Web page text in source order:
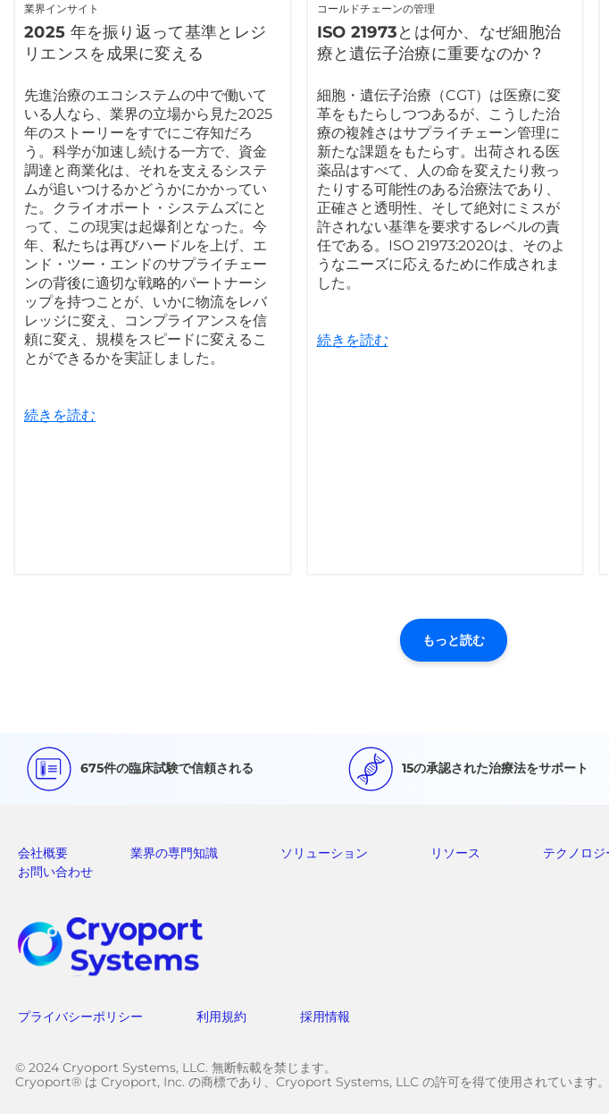
業界インサイト
2025 年を振り返って基準とレジ
リエンスを成果に変える
先進治療のエコシステムの中で働いて
いる人なら、業界の立場から見た2025
年のストーリーをすでにご存知だろ
う。科学が加速し続ける一方で、資金
調達と商業化は、それを支えるシステ
ムが追いつけるかどうかにかかってい
た。クライオポート・システムズにと
って、この現実は起爆剤となった。今
年、私たちは再びハードルを上げ、エ
ンド・ツー・エンドのサプライチェー
ンの背後に適切な戦略的パートナーシ
ップを持つことが、いかに物流をレバ
レッジに変え、コンプライアンスを信
頼に変え、規模をスピードに変えるこ
とができるかを実証しました。
続きを読む
コールドチェーンの管理
ISO 21973とは何か、なぜ細胞治
療と遺伝子治療に重要なのか？
細胞・遺伝子治療（CGT）は医療に変
革をもたらしつつあるが、こうした治
療の複雑さはサプライチェーン管理に
新たな課題をもたらす。出荷される医
薬品はすべて、人の命を変えたり救っ
たりする可能性のある治療法であり、
正確さと透明性、そして絶対にミスが
許されない基準を要求するレベルの責
任である。ISO 21973:2020は、そのよ
うなニーズに応えるために作成されま
した。
続きを読む
もっと読む
675件の臨床試験で信頼される 15の承認された治療法をサポート
会社概要 業界の専門知識 ソリューション リソース
テクノロ
お問い合わせ
プライバシーポリシー 利用規約 採用情報
© 2024 Cryoport Systems, LLC. 無断転載を禁じます。
Cryoport® は Cryoport, Inc. の商標であり、Cryoport Systems, LLC の許可を得て使用されています。